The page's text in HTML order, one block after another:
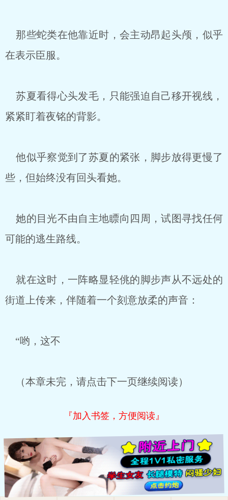
那些蛇类在他靠近时，会主动昂起头颅，似乎
在表示臣服。
苏夏看得心头发毛，只能强迫自己移开视线，
紧紧盯着夜铭的背影。
他似乎察觉到了苏夏的紧张，脚步放得更慢了
些，但始终没有回头看她。
她的目光不由自主地瞟向四周，试图寻找任何
可能的逃生路线。
就在这时，一阵略显轻佻的脚步声从不远处的
街道上传来，伴随着一个刻意放柔的声音：
“哟，这不
（本章未完，请点击下一页继续阅读）
『加入书签，方便阅读』